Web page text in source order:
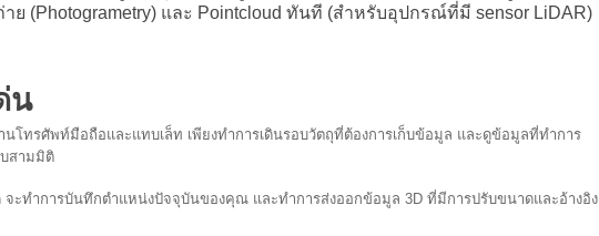
(Photogrametry) และ Pointcloud ทันที (สำหรับอุปกรณ์ที่มี sensor LiDAR)
น
นโทรศัพท์มือถือและแทบเล็ท เพียงทำการเดินรอบวัตถุที่ต้องการเก็บข้อมูล และดูข้อมูลที่ทำการ
สามมิติ
จะทำการบันทึกตำแหน่งปัจจุบันของคุณ และทำการส่งออกข้อมูล 3D ที่มีการปรับขนาดและอ้างอิง